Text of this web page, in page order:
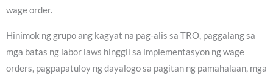
wage order.
Hinimok ng grupo ang kagyat na pag-alis sa TRO, paggalang sa
mga batas ng labor laws hinggil sa implementasyon ng wage
orders, pagpapatuloy ng dayalogo sa pagitan ng pamahalaan, mga